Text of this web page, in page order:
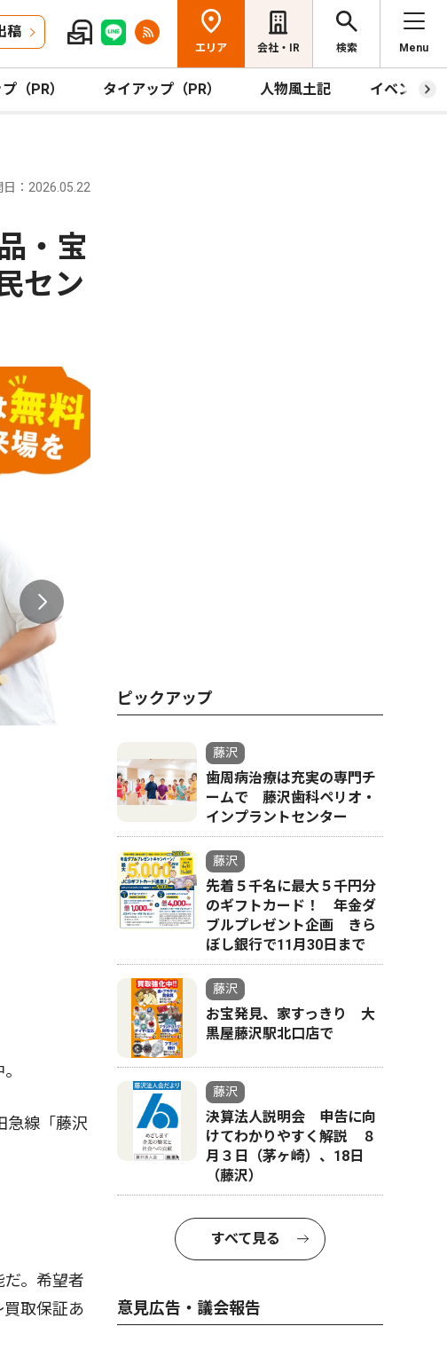
稿
エリア 会社・IR 検索 Menu
（PR） タイアップ（PR） 人物風土記 イベント
日：2026.05.22
・宝
セン
急線「藤沢
。希望者
取保証あ
ピックアップ
藤沢
歯周病治療は充実の専門チ
ームで 藤沢歯科ペリオ・
インプラントセンター
藤沢
先着５千名に最大５千円分
のギフトカード！ 年金ダ
ブルプレゼント企画 きら
ぼし銀行で11月30日まで
藤沢
お宝発見、家すっきり 大
黒屋藤沢駅北口店で
藤沢
決算法人説明会 申告に向
けてわかりやすく解説 ８
月３日（茅ヶ崎）、18日
（藤沢）
すべて見る
意見広告・議会報告